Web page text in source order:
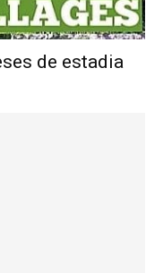
de estadia